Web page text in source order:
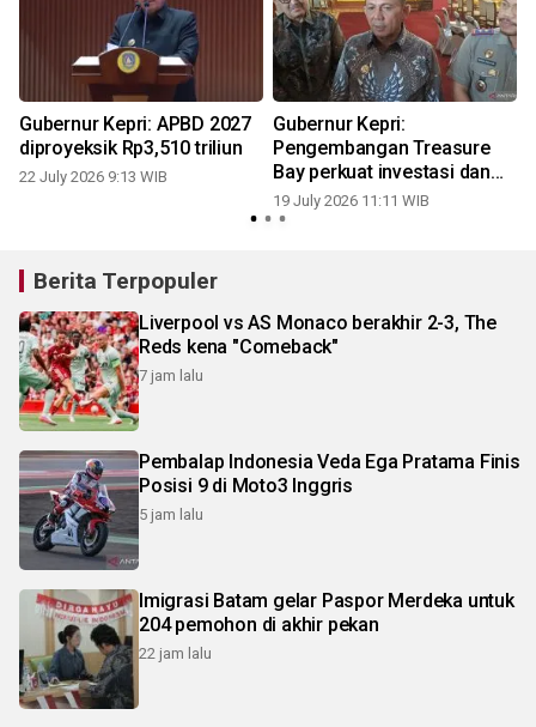
Gubernur Kepri: APBD 2027
diproyeksik Rp3,510 triliun
22 July 2026 9:13 WIB
Gubernur Kepri:
Pengembangan Treasure
Bay perkuat investasi dan
pariwisata
19 July 2026 11:11 WIB
Berita Terpopuler
Liverpool vs AS Monaco berakhir 2-3, The
Reds kena "Comeback"
7 jam lalu
Pembalap Indonesia Veda Ega Pratama Finis
Posisi 9 di Moto3 Inggris
5 jam lalu
Imigrasi Batam gelar Paspor Merdeka untuk
204 pemohon di akhir pekan
22 jam lalu